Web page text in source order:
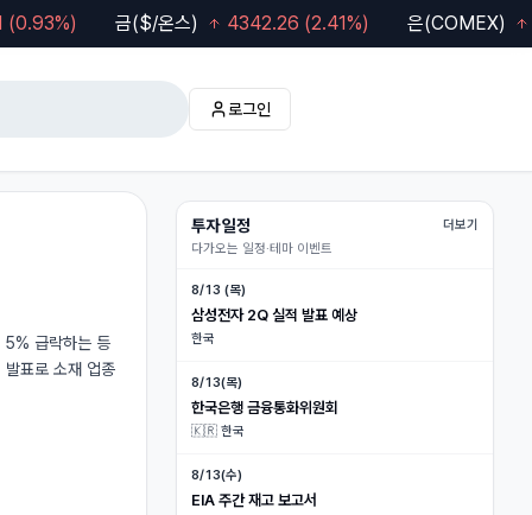
%) 금($/온스) 4342.26(2.41%) 은(COMEX)
로그인
급락하는 등
표로 소재 업종
투자 일정
다가오는 일정·테마 이벤트
더보기
8/13(목)
한국은행 금융통화위원회
🇰🇷 한국
8/13(수)
EIA 주간 재고 보고서
미국
8/14 (금)
SK하이닉스 2Q 실적 발표 예상